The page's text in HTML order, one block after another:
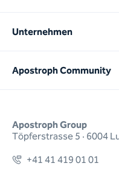
Apostroph Group
Töpferstrasse 5 · 6004
+41 41 419 01 01
Unternehmen
Apostroph Community